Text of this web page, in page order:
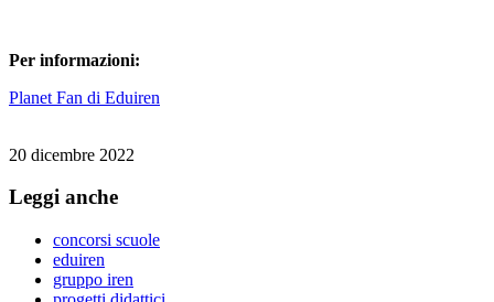
Per informazioni:
Planet Fan di Eduiren
20 dicembre 2022
Leggi anche
concorsi scuole
eduiren
gruppo iren